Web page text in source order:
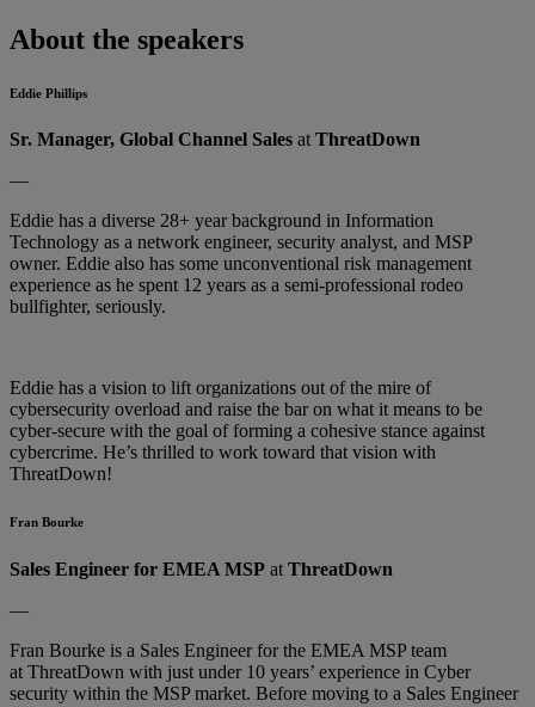
About the speakers
Eddie Phillips
Sr. Manager, Global Channel Sales atThreatDown
—
Eddie has a diverse 28+ year background in Information
Technology as a network engineer, security analyst, and MSP
owner. Eddie also has some unconventional risk management
experience as he spent 12 years as a semi-professional rodeo
bullfighter, seriously.
Eddie has a vision to lift organizations out of the mire of
cybersecurity overload and raise the bar on what it means to be
cyber-secure with the goal of forming a cohesive stance against
cybercrime. He’s thrilled to work toward that vision with
ThreatDown!
Fran Bourke
Sales Engineer for EMEA MSP atThreatDown
—
Fran Bourke is a Sales Engineer for the EMEA MSP team
at ThreatDown with just under 10 years’ experience in Cyber
security within the MSP market. Before moving to a Sales Engineer